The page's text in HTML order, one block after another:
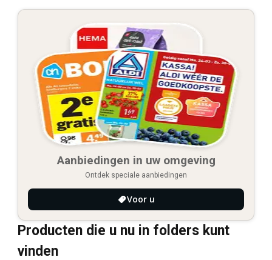
Aanbiedingen in uw omgeving
Ontdek speciale aanbiedingen
Voor u
Producten die u nu in folders kunt
vinden